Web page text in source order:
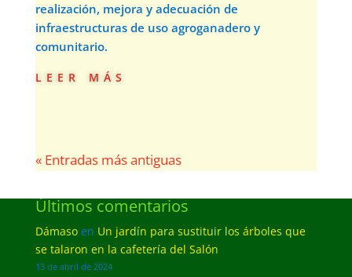
realización, mejora y adecuación de
infraestructuras de uso agroganadero y
comunitario.
leer más
« Entradas más antiguas
Últimos comentarios
Dámasoen Un jardín para sustituir los árboles que
se talaron en la cafetería del Salón
13 de abril de 2024